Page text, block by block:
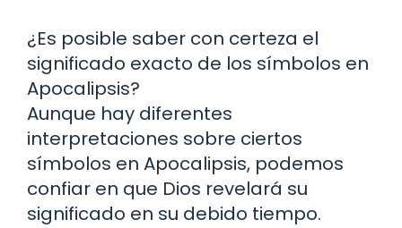
¿Es posible saber con certeza el
significado exacto de los símbolos en
Apocalipsis?
Aunque hay diferentes
interpretaciones sobre ciertos
símbolos en Apocalipsis, podemos
confiar en que Dios revelará su
significado en su debido tiempo.